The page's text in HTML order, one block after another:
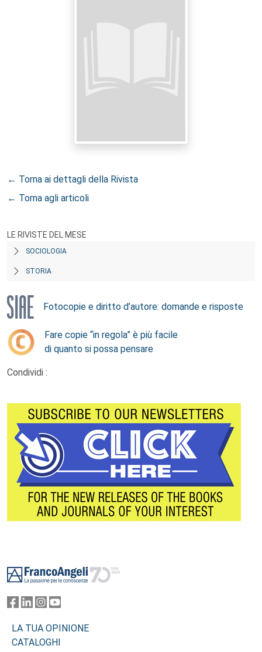
← Torna ai dettagli della Rivista
← Torna agli articoli
LE RIVISTE DEL MESE
SOCIOLOGIA
STORIA
Fotocopie e diritto d’autore: domande e risposte
Fare copie “in regola” è più facile
di quanto si possa pensare
Condividi :
LA TUA OPINIONE
CATALOGHI